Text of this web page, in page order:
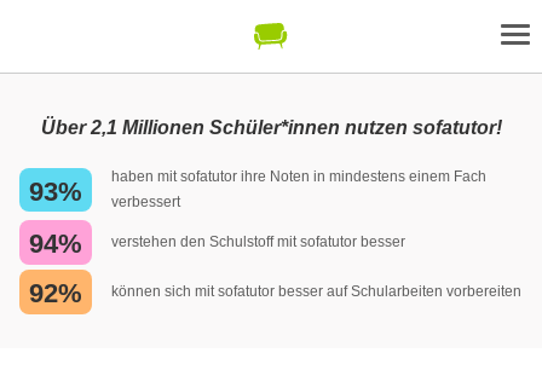
Über 2,1 Millionen Schüler*innen nutzen sofatutor!
93%
haben mit sofatutor ihre Noten in mindestens einem Fach
verbessert
94% verstehen den Schulstoff mit sofatutor besser
92% können sich mit sofatutor besser auf Schularbeiten vorbereiten